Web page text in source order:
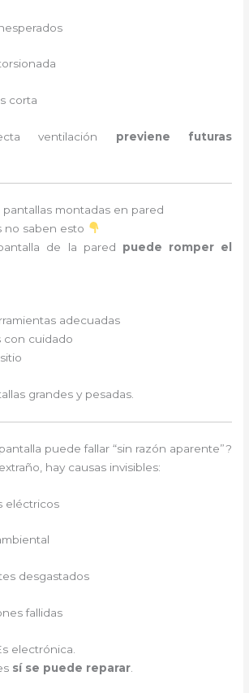
corta
ventilación previene futuras
pantallas montadas en pared
no saben esto
de la pared puede romper el
adecuadas
con cuidado
grandes y pesadas.
puede fallar “sin razón aparente”?
hay causas invisibles:
eléctricos
desgastados
fallidas
electrónica.
sí se puede reparar.